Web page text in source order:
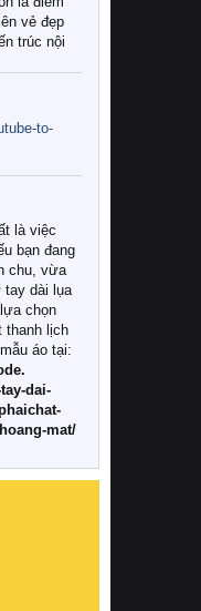
vẻ đẹp
trúc nội
dạng
mã
chọn
đệm cao
hợp với
của gia
tìm lời
dưới đây.
đại lại ưa
cấp?
thông
gối đệm
xuất
nguyên
dệt
hóa chất
sự khác
nâng đỡ
các dòng
to-
là việc
bạn đang
chu, vừa
dài lụa
chọn
thanh lịch
áo tại:
dai-
mat/